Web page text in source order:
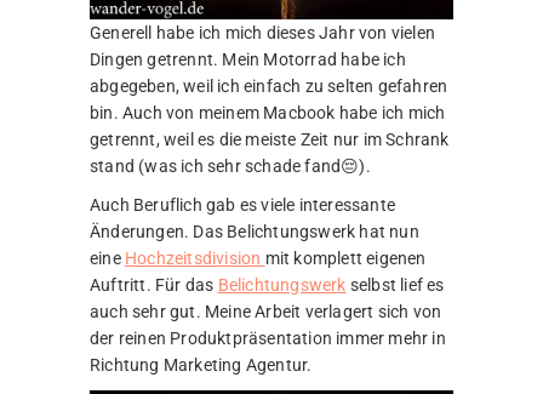
Generell habe ich mich dieses Jahr von vielen
Dingen getrennt. Mein Motorrad habe ich
abgegeben, weil ich einfach zu selten gefahren
bin. Auch von meinem Macbook habe ich mich
getrennt, weil es die meiste Zeit nur im Schrank
stand (was ich sehr schade fand😔).
Auch Beruflich gab es viele interessante
Änderungen. Das Belichtungswerk hat nun
eine Hochzeitsdivision mit komplett eigenen
Auftritt. Für das Belichtungswerk selbst lief es
auch sehr gut. Meine Arbeit verlagert sich von
der reinen Produktpräsentation immer mehr in
Richtung Marketing Agentur.